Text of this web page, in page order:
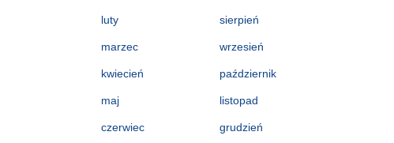
luty
marzec
kwiecień
maj
czerwiec
sierpień
wrzesień
październik
listopad
grudzień